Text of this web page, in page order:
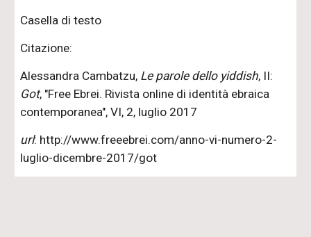
Casella di testo
Citazione:
Alessandra Cambatzu, Le parole dello yiddish, II:
Got, "Free Ebrei. Rivista online di identità ebraica
contemporanea", VI, 2, luglio 2017
url: http://www.freeebrei.com/anno-vi-numero-2-
luglio-dicembre-2017/got